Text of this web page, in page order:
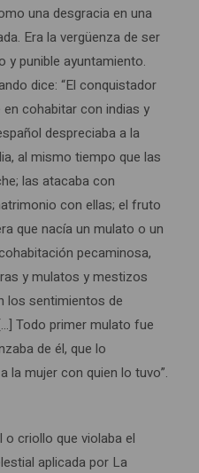
una desgracia en una
Era la vergüenza de ser
y punible ayuntamiento.
dice: “El conquistador
cohabitar con indias y
despreciaba a la
al mismo tiempo que las
las atacaba con
con ellas; el fruto
que nacía un mulato o un
pecaminosa,
y mulatos y mestizos
los sentimientos de
Todo primer mulato fue
de él, que lo
la mujer con quien lo tuvo”.
criollo que violaba el
aplicada por La